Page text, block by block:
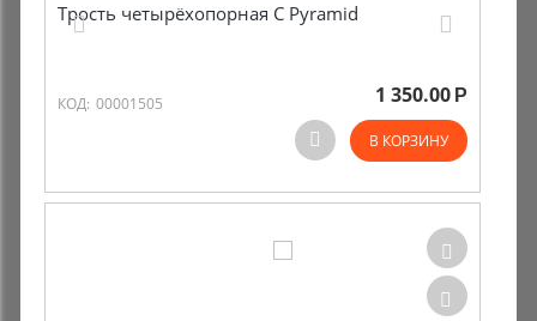
Трость четырёхопорная C Pyramid
КОД: 00001505 1 350.00 Р
В КОРЗИНУ